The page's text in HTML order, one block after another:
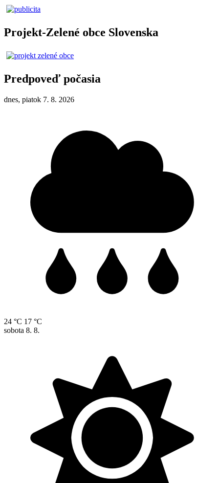
Projekt-Zelené obce Slovenska
Predpoveď počasia
dnes, piatok 7. 8. 2026
24 °C 17 °C
sobota 8. 8.